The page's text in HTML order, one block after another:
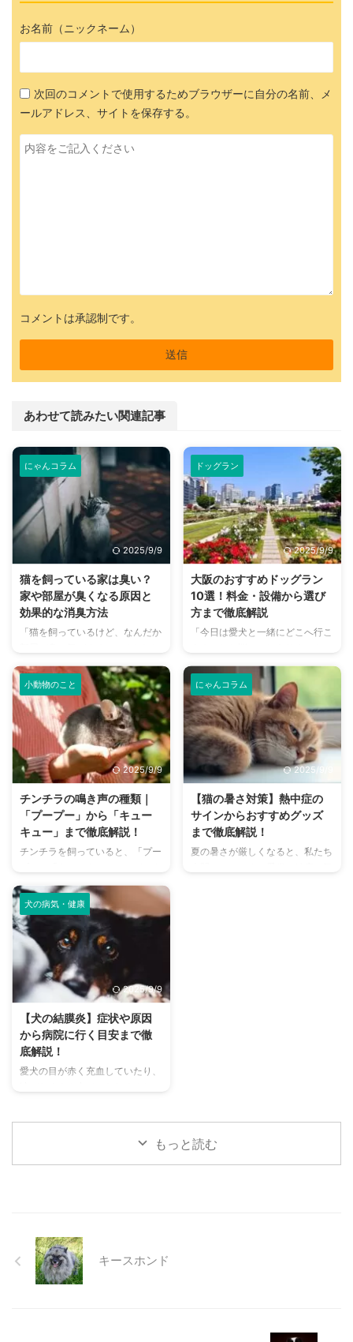
お名前（ニックネーム）
次回のコメントで使用するためブラウザーに自分の名前、メ
ールアドレス、サイトを保存する。
コメントは承認制です。
あわせて読みたい関連記事
にゃんコラム
2025/9/9
猫を飼っている家は臭い？
家や部屋が臭くなる原因と
効果的な消臭方法
「猫を飼っているけど、なんだか
悩みはありませんか？猫との暮ら
しは幸せで満ちていますが、独特
のにおいが気になるという飼い主
さんは少なくありません。 特
に、来客時などは「うちのにお
い、大丈夫かな？」と不安に感じ
てしまうこともあるでしょう。
この記事では、猫のにおいの原因
体、部屋など、場所別に具体的な
消臭対策を徹底的に解説します。
さらに、猫と飼い主さん両方にと
って快適な消臭グッズの選び方ま
の情報を網羅的にご紹介します。
今 ...
ドッグラン
2025/9/9
大阪のおすすめドッグラン
10選！料金・設備から選び
方まで徹底解説
「今日は愛犬と一緒にどこへ行こ
か？大阪には、広大な敷地でのび
のびと遊べるドッグランから、都
心でアクセスしやすい便利な施設
まで、魅力的なドッグランがたく
さんあります。 しかし、「初め
てドッグランに行くから不安」
「どの施設が愛犬に合っているか
わからない」という方も多いので
は、大阪府内にある人気のドッグ
ランを厳選し、料金、広さ、利用
条件、設備など、気になる情報を
網羅的に解説します。 さらに、
小動物のこと
2025/9/9
チンチラの鳴き声の種類｜
「プープー」から「キュー
キュー」まで徹底解説！
チンチラを飼っていると、「プー
まざまな鳴き声が聞こえてくるこ
とがありますよね。 チンチラは
犬や猫のように鳴き声で感情を表
現するため、その鳴き声の意味を
理解することは、愛チンチラとの
関係を深める上で非常に大切で
す。 この記事では、チンチラの
代表的な鳴き声の種類とその意味
鳴き声からわかるストレスや病気
のサイン、チンチラが鳴く理由を
理解して良好な関係を築くための
ヒントもご紹介します。 この記
ニ ...
にゃんコラム
2025/9/9
【猫の暑さ対策】熱中症の
サインからおすすめグッズ
まで徹底解説！
夏の暑さが厳しくなると、私たち
る ...
犬の病気・健康
2025/9/9
【犬の結膜炎】症状や原因
から病院に行く目安まで徹
底解説！
愛犬の目が赤く充血していたり、
る目の病気ですが、原因や症状は
さまざまです。 この記事では、
炎かも？」と思ったときに、すぐ
に動物病院に行くべきかどうかの
判断基準や、病院での治療内容に
もっと読む
キースホンド